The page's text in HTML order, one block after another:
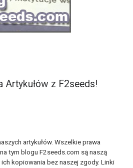
Artykułów z F2seeds!
artykułów. Wszelkie prawa
tym blogu F2seeds.com są naszą
kopiowania bez naszej zgody. Linki